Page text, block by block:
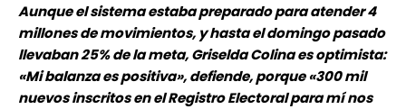
Aunque el sistema estaba preparado para atender 4
millones de movimientos, y hasta el domingo pasado
llevaban 25% de la meta, Griselda Colina es optimista:
«Mi balanza es positiva», defiende, porque «300 mil
nuevos inscritos en el Registro Electoral para mí nos